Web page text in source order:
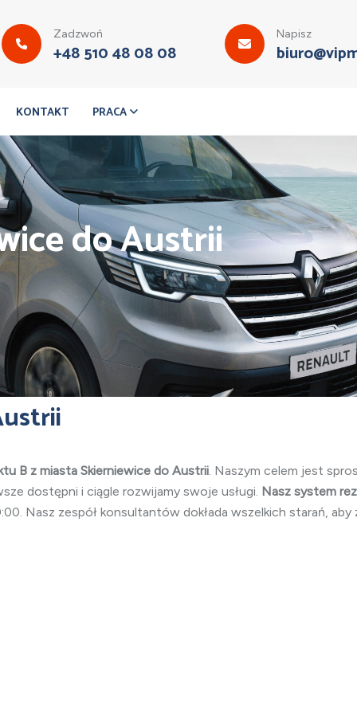
Zadzwoń
+48 510 48 08 08
Napisz
KONTAKT PRACA
do Austrii
B z miasta Skierniewice do Austrii. Naszym celem jest
dostępni i ciągle rozwijamy swoje usługi. Nasz system
Nasz zespół konsultantów dokłada wszelkich starań,